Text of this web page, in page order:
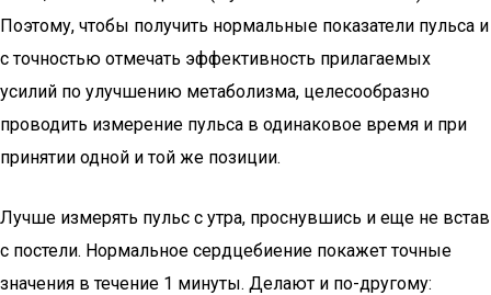
Поэтому, чтобы получить нормальные показатели пульса и
с точностью отмечать эффективность прилагаемых
усилий по улучшению метаболизма, целесообразно
проводить измерение пульса в одинаковое время и при
принятии одной и той же позиции.
Лучше измерять пульс с утра, проснувшись и еще не встав
с постели. Нормальное сердцебиение покажет точные
значения в течение 1 минуты. Делают и по-другому: